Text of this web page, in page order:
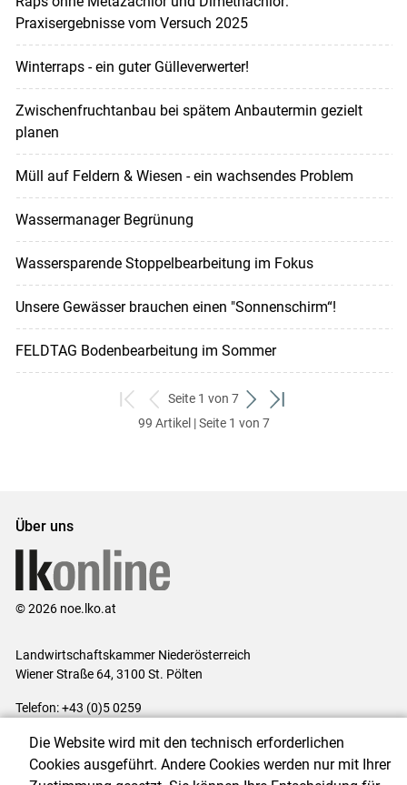
Praxisergebnisse vom Versuch 2025
Winterraps - ein guter Gülleverwerter!
Zwischenfruchtanbau bei spätem Anbautermin gezielt
planen
Müll auf Feldern & Wiesen - ein wachsendes Problem
Wassermanager Begrünung
Wassersparende Stoppelbearbeitung im Fokus
Unsere Gewässer brauchen einen "Sonnenschirm“!
FELDTAG Bodenbearbeitung im Sommer
zum
ersten
zurück
zum
Seite 1 von 7
weiter
zum
zum
99 Artikel | Seite 1 von 7
Über uns
© 2026 noe.lko.at
Landwirtschaftskammer Niederösterreich
Wiener Straße 64, 3100 St. Pölten
Telefon: +43 (0)5 0259
Impressum|Kontakt|Datenschutzerklärung|Barrierefreiheit|
Cookie-Einstellungen
Die Website wird mit den technisch erforderlichen
Cookies ausgeführt. Andere Cookies werden nur mit Ihrer